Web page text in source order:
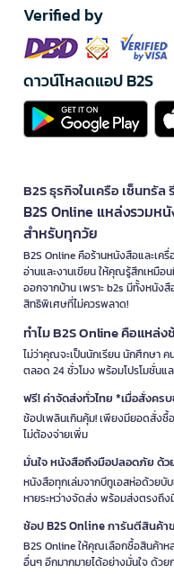
Verified by
ดาวน์โหลดแอป B2S
B2S ธุรกิจในเครือ เซ็นทรั
B2S Online แหล่งรวมห
สำหรับทุกวัย
B2S Online คือร้านหนังสือและเค
อ่านและงานเขียน ให้คุณรู้สึกเหมือ
ออกจากบ้าน เพราะ b2s มีทั้งหนั
สิทธิพิเศษที่ไม่ควรพลาด!
ทำไม B2S Online คือแห
ไม่ว่าคุณจะเป็นนักเรียน นักศึกษา
ตลอด 24 ชั่วโมง พร้อมโปรโมชั่นแ
ฟรี! ค่าจัดส่งทั่วไทย *เมื่อสั่งค
ช้อปเพลินเกินคุ้ม! เพียงมียอดสั่ง
ไม่ต้องจ่ายเพิ่ม
มั่นใจ หนังสือถึงมือปลอดภัย ด้ว
หนังสือทุกเล่มจากบีทูเอสห่อด้วยบั
หายระหว่างจัดส่ง พร้อมส่งตรง
ช้อป B2S Online การันตีสินค้า
B2S Online ให้คุณเลือกซื้อสินค้าห
อื่นๆ อีกมากมายได้อย่างมั่นใจ ด้ว